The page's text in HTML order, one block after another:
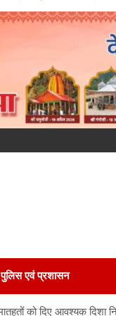
पुलिस एवं प्रशासन
को दिए आवश्यक दिशा